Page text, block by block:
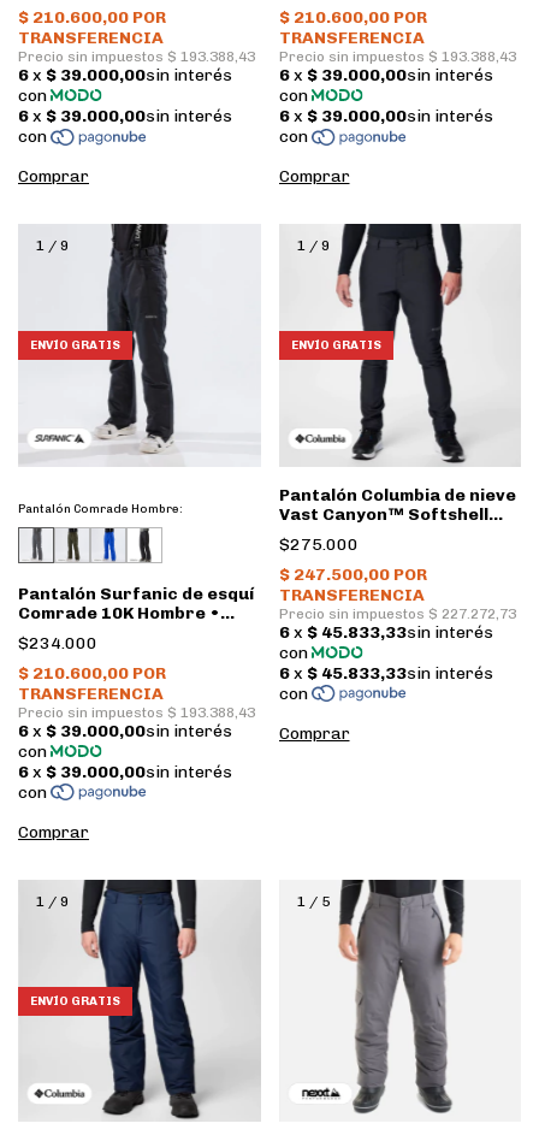
Comprar Comprar
1 / 9
ENVÍO GRATIS
Pantalón Comrade Hombre:
Pantalón Surfanic de esquí
Comrade 10K Hombre •
Black
$234.000
Comprar
1/ 9
ENVÍO GRATIS
Pantalón Columbia de nieve
Vast Canyon™ Softshell
Hombre • Black
$275.000
Comprar
1 / 9
ENVÍO GRATIS
1 / 5